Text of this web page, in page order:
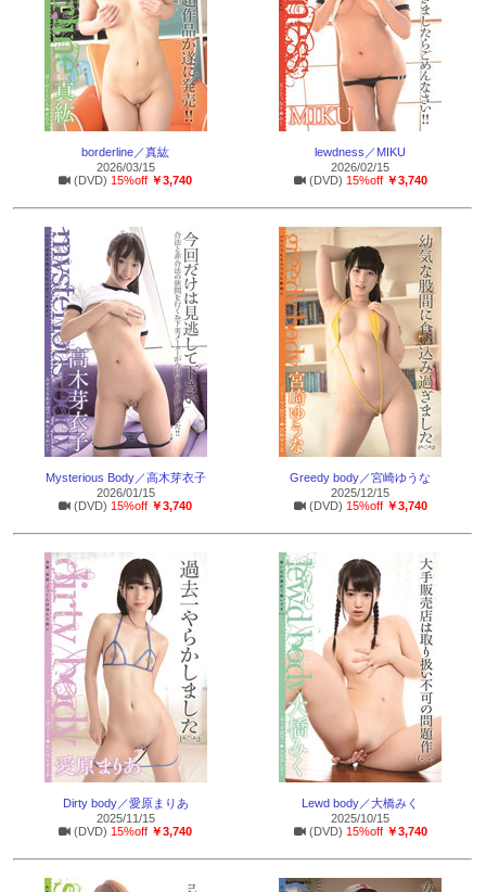
borderline／真紘
2026/03/15
(DVD) 15%off ￥3,740
lewdness／MIKU
2026/02/15
(DVD) 15%off ￥3,740
Mysterious Body／高木芽衣子
2026/01/15
(DVD) 15%off ￥3,740
Greedy body／宮崎ゆうな
2025/12/15
(DVD) 15%off ￥3,740
Dirty body／愛原まりあ
2025/11/15
(DVD) 15%off ￥3,740
Lewd body／大橋みく
2025/10/15
(DVD) 15%off ￥3,740